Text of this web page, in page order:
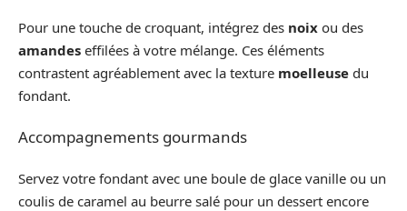
Pour une touche de croquant, intégrez des noix ou des
amandes effilées à votre mélange. Ces éléments
contrastent agréablement avec la texture moelleuse du
fondant.
Accompagnements gourmands
Servez votre fondant avec une boule de glace vanille ou un
coulis de caramel au beurre salé pour un dessert encore